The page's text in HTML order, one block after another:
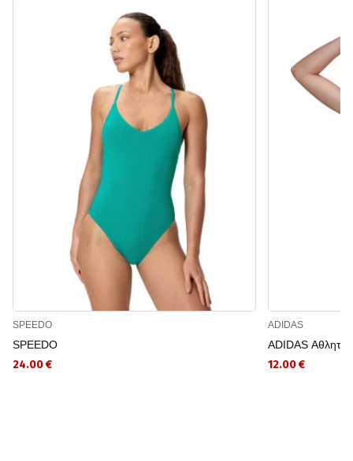
SPEEDO
SPEEDO
24.00 €
ADIDAS
ADIDAS
12.00 €